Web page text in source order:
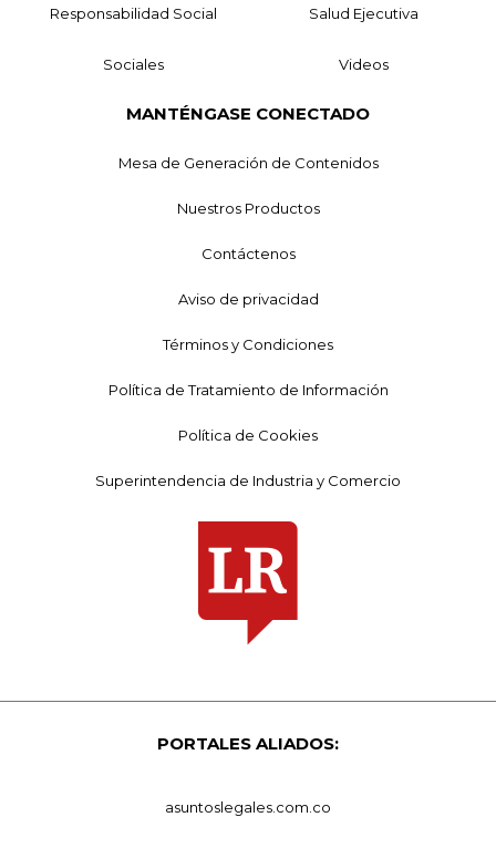
Responsabilidad Social Salud Ejecutiva
Sociales Videos
MANTÉNGASE CONECTADO
Mesa de Generación de Contenidos
Nuestros Productos
Contáctenos
Aviso de privacidad
Términos y Condiciones
Política de Tratamiento de Información
Política de Cookies
Superintendencia de Industria y Comercio
PORTALES ALIADOS:
asuntoslegales.com.co